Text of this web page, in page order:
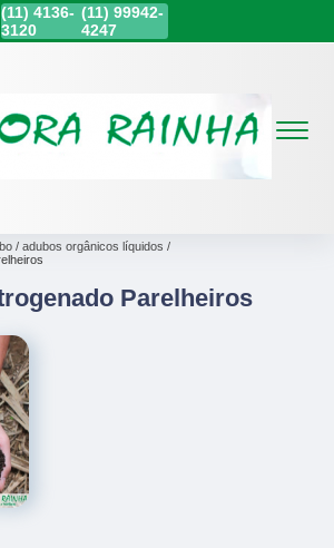
(11) 4136-
3120
(11)99942-
4247
adubos orgânicos líquidos
Parelheiros